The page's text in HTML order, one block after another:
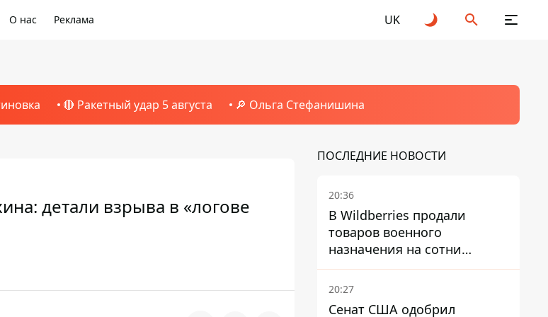
О нас Реклама UK
🔴 Ракетный удар 5 августа 🔎 Ольга Стефанишина
детали взрыва в «логове
ПОСЛЕДНИЕ НОВОСТИ
20:36
В Wildberries продали
товаров военного
назначения на сотни
миллионов, но удары ВСУ
изменили ситуацию
20:27
Сенат США одобрил